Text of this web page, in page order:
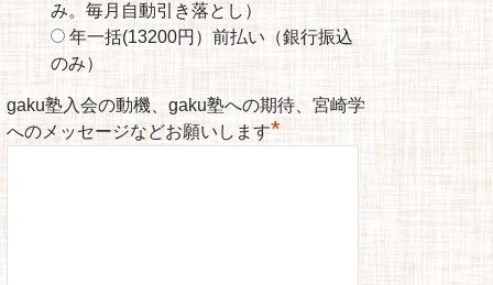
み。毎月自動引き落とし）
年一括(13200円）前払い（銀行振込
のみ）
gaku塾入会の動機、gaku塾への期待、宮崎学
へのメッセージなどお願いします*